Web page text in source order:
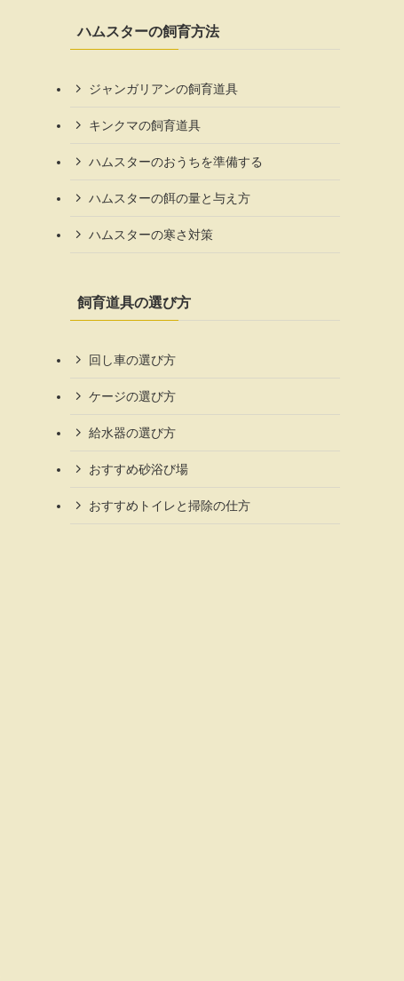
ハムスターの飼育方法
ジャンガリアンの飼育道具
キンクマの飼育道具
ハムスターのおうちを準備する
ハムスターの餌の量と与え方
ハムスターの寒さ対策
飼育道具の選び方
回し車の選び方
ケージの選び方
給水器の選び方
おすすめ砂浴び場
おすすめトイレと掃除の仕方